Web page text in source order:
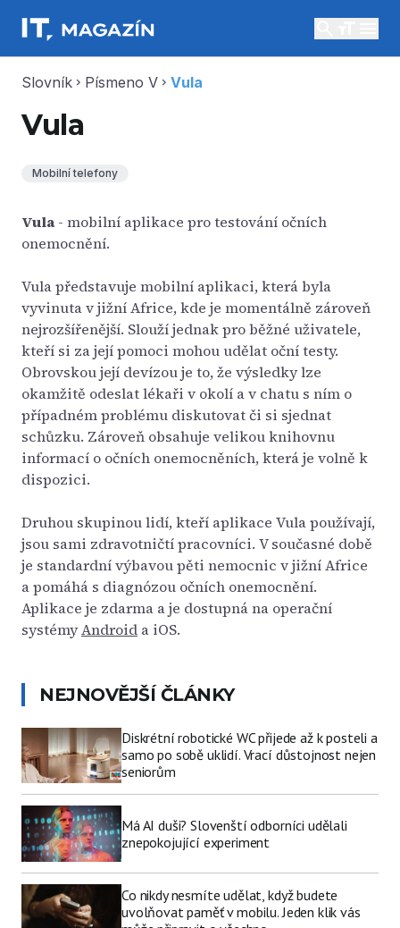
Slovník chevron_right Písmeno V chevron_right Vula
Vula
Mobilní telefony
Vula - mobilní aplikace pro testování očních
onemocnění.
Vula představuje mobilní aplikaci, která byla
vyvinuta v jižní Africe, kde je momentálně zároveň
nejrozšířenější. Slouží jednak pro běžné uživatele,
kteří si za její pomoci mohou udělat oční testy.
Obrovskou její devízou je to, že výsledky lze
okamžitě odeslat lékaři v okolí a v chatu s ním o
případném problému diskutovat či si sjednat
schůzku. Zároveň obsahuje velikou knihovnu
informací o očních onemocněních, která je volně k
dispozici.
Druhou skupinou lidí, kteří aplikace Vula používají,
jsou sami zdravotničtí pracovníci. V současné době
je standardní výbavou pěti nemocnic v jižní Africe
a pomáhá s diagnózou očních onemocnění.
Aplikace je zdarma a je dostupná na operační
systémyAndroid a iOS.
NEJNOVĚJŠÍ ČLÁNKY
Diskrétní robotické WC přijede až k posteli a
samo po sobě uklidí. Vrací důstojnost nejen
seniorům
Má AI duši? Slovenští odborníci udělali
znepokojující experiment
Co nikdy nesmíte udělat, když budete
uvolňovat paměť v mobilu. Jeden klik vás